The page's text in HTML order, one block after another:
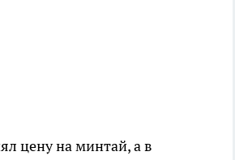
цену на минтай, а в